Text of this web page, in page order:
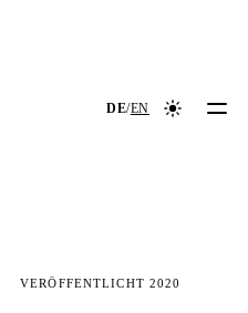
DE/EN Farbmodus
VERÖFFENTLICHT 2020